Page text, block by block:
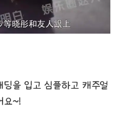
을 입고 심플하고 캐주얼
요~!